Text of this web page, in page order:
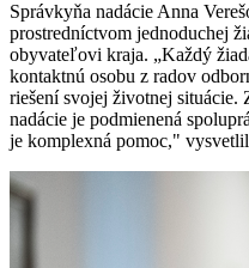
Správkyňa nadácie Anna
prostredníctvom jednoduchej
obyvateľovi kraja. „Každý
kontaktnú osobu z radov
riešení svojej životnej situácie.
nadácie je podmienená
je komplexná pomoc,"